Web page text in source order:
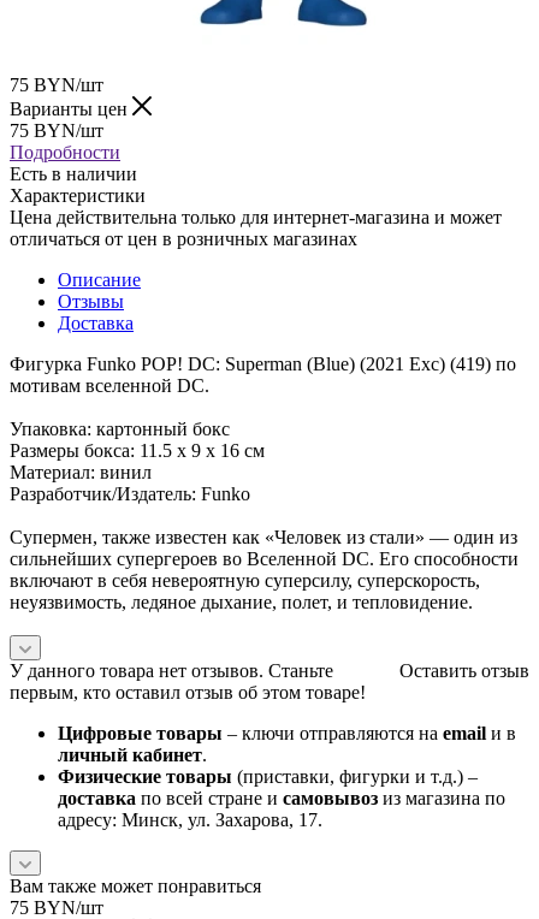
75 BYN/шт
Варианты цен
75 BYN/шт
Подробности
Есть в наличии
Характеристики
Цена действительна только для интернет-магазина и может
отличаться от цен в розничных магазинах
Описание
Отзывы
Доставка
Фигурка Funko POP! DC: Superman (Blue) (2021 Exc) (419) по
мотивам вселенной DC.
Упаковка: картонный бокс
Размеры бокса: 11.5 х 9 х 16 см
Материал: винил
Разработчик/Издатель: Funko
Супермен, также известен как «Человек из стали» — один из
сильнейших супергероев во Вселенной DC. Его способности
включают в себя невероятную суперсилу, суперскорость,
неуязвимость, ледяное дыхание, полет, и тепловидение.
Оставить отзыв
У данного товара нет отзывов. Станьте
первым, кто оставил отзыв об этом товаре!
Цифровые товары – ключи отправляются на email и в
личный кабинет.
Физические товары (приставки, фигурки и т.д.) –
доставка по всей стране и самовывоз из магазина по
адресу: Минск, ул. Захарова, 17.
Вам также может понравиться
75 BYN/шт